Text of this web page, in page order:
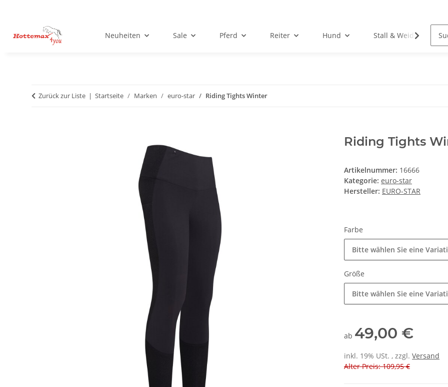
Neuheiten Sale Pferd Reiter Hund Stall & Weide
Zurück zur Liste Startseite Marken euro-star Riding Tights Winter
Riding Tights
Artikelnummer: 16666
Kategorie: euro-star
Hersteller: EURO-STAR
Farbe
Bitte wählen Sie eine
Größe
Bitte wählen Sie eine
ab 49,00 €
inkl. 19% USt. , zzgl. Versand
Alter Preis: 109,95 €